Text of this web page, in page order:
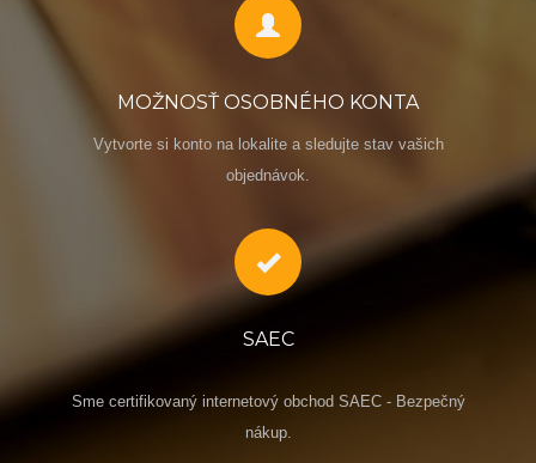
MOŽNOSŤ OSOBNÉHO KONTA
Vytvorte si konto na lokalite a sledujte stav vašich
objednávok.
SAEC
Sme certifikovaný internetový obchod SAEC - Bezpečný
nákup.